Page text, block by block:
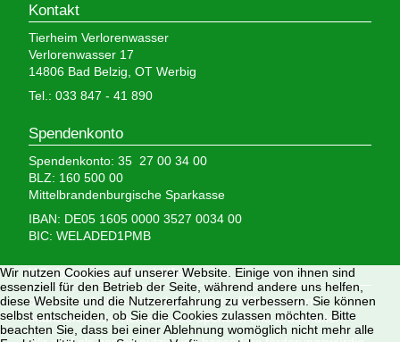
Kontakt
Tierheim Verlorenwasser
Verlorenwasser 17
14806 Bad Belzig, OT Werbig
Tel.: 033 847 - 41 890
Spendenkonto
Spendenkonto: 35 27 00 34 00
BLZ: 160 500 00
Mittelbrandenburgische Sparkasse
IBAN: DE05 1605 0000 3527 0034 00
BIC: WELADED1PMB
Wir brauchen Ihre Hilfe,
denn wir erhalten keinerlei staatliche Hilfe, sondern
finanzieren das Tierheim aus Spenden und Erbschaften.
Wir nutzen Cookies auf unserer Website. Einige von ihnen sind
essenziell für den Betrieb der Seite, während andere uns helfen,
diese Website und die Nutzererfahrung zu verbessern. Sie können
selbst entscheiden, ob Sie die Cookies zulassen möchten. Bitte
beachten Sie, dass bei einer Ablehnung womöglich nicht mehr alle